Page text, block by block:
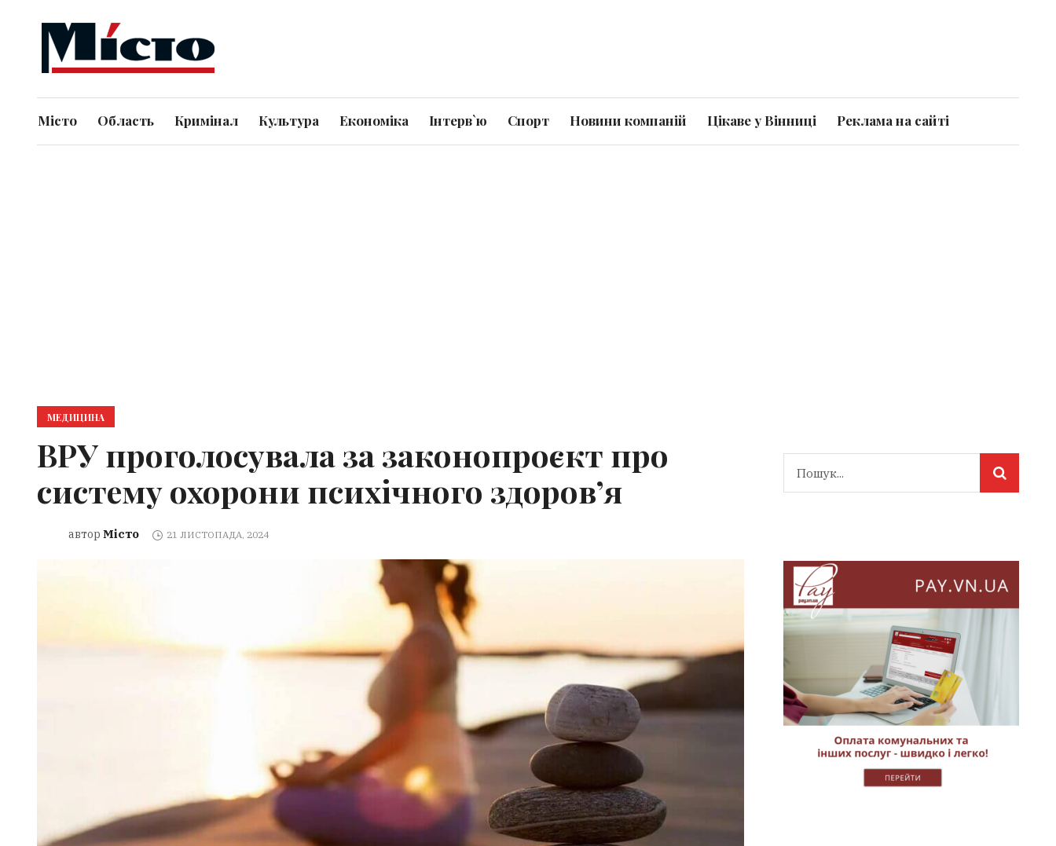
Місто Область Кримінал Культура Економіка Інтерв`ю Спорт Новини компаній Цікаве у Вінниці Реклама на сайті
МЕДИЦИНА
ВРУ проголосувала за законопроєкт про
систему охорони психічного здоровʼя
автор Місто 21 ЛИСТОПАДА, 2024